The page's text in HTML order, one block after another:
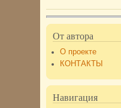
От автора
О проекте
КОНТАКТЫ
Навигация